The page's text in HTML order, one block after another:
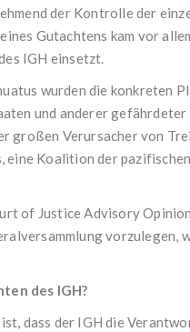
der Kontrolle der
Gutachtens kam vor
IGH einsetzt.
wurden die konkreten
und anderer
großen Verursacher von
eine Koalition der
of Justice Advisory
vorzulegen,
des IGH?
dass der IGH die